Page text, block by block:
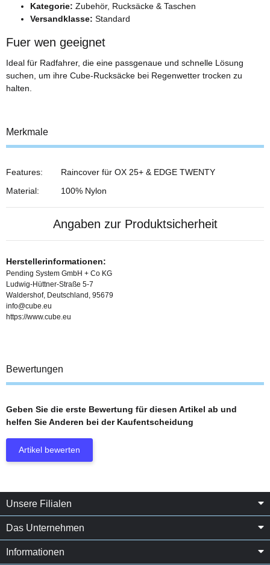
Kategorie: Zubehör, Rucksäcke & Taschen
Versandklasse: Standard
Fuer wen geeignet
Ideal für Radfahrer, die eine passgenaue und schnelle Lösung
suchen, um ihre Cube-Rucksäcke bei Regenwetter trocken zu
halten.
Merkmale
Features:
Raincover für OX 25+ & EDGE TWENTY
Material:
100% Nylon
Angaben zur Produktsicherheit
Herstellerinformationen:
Pending System GmbH + Co KG
Ludwig-Hüttner-Straße 5-7
Waldershof, Deutschland, 95679
info@cube.eu
https://www.cube.eu
Bewertungen
Geben Sie die erste Bewertung für diesen Artikel ab und
helfen Sie Anderen bei der Kaufentscheidung
Artikel bewerten
Unsere Filialen
Das Unternehmen
Informationen